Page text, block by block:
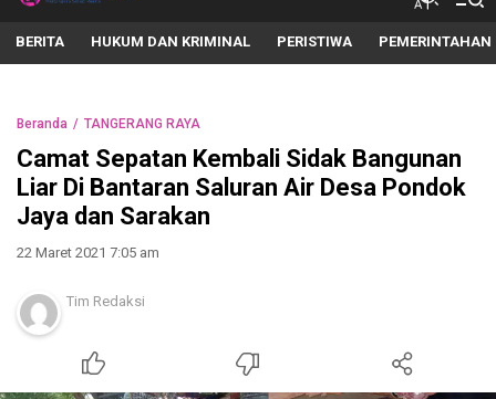
lintas24news.com
Menyingkap Setiap Realita
BERITA HUKUM DAN KRIMINAL PERISTIWA PEMERINTAHAN
Beranda TANGERANG RAYA
Camat Sepatan Kembali Sidak Bangunan
Liar Di Bantaran Saluran Air Desa Pondok
Jaya dan Sarakan
22 Maret 2021 7:05 am
Tim Redaksi